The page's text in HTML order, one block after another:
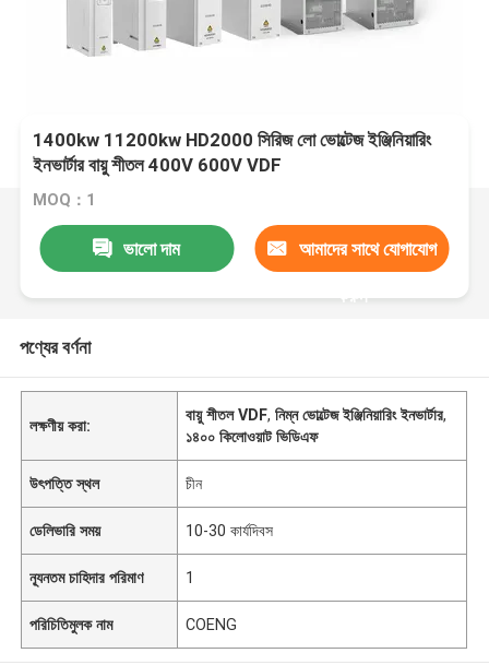
1400kw 11200kw HD2000 সিরিজ লো ভোল্টেজ ইঞ্জিনিয়ারিং
ইনভার্টার বায়ু শীতল 400V 600V VDF
MOQ：1
ভালো দাম আমাদের সাথে যোগাযোগ
করুন
পণ্যের বর্ণনা
লক্ষণীয় করা:
বায়ু শীতল VDF,নিম্ন ভোল্টেজ ইঞ্জিনিয়ারিং ইনভার্টার,
১৪০০ কিলোওয়াট ভিডিএফ
উৎপত্তি স্থল চীন
ডেলিভারি সময় 10-30 কার্যদিবস
ন্যূনতম চাহিদার পরিমাণ 1
পরিচিতিমুলক নাম COENG